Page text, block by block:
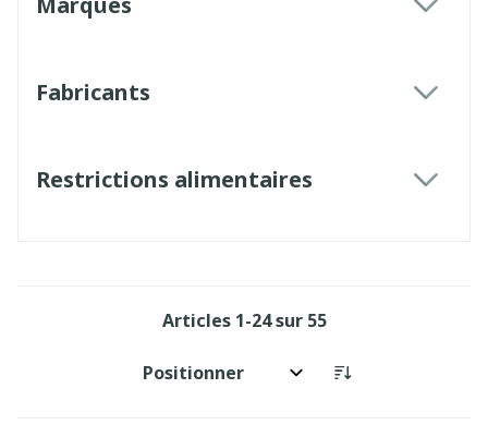
Fabricants
Restrictions alimentaires
Articles 1-24sur 55
Trier par: